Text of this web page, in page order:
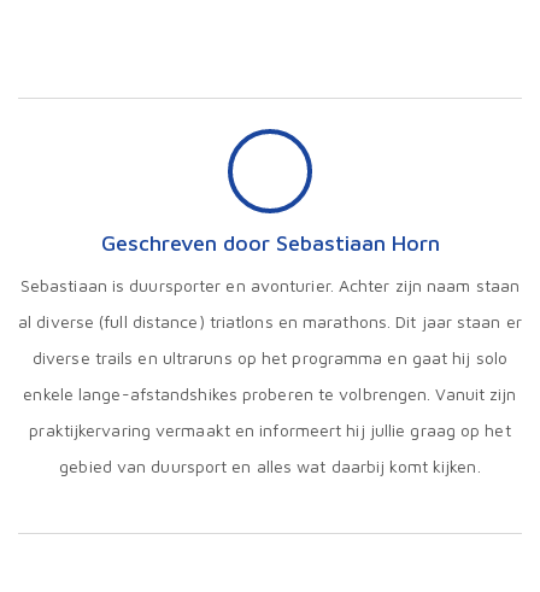
Geschreven door Sebastiaan Horn
Sebastiaan is duursporter en avonturier. Achter zijn naam staan
al diverse (full distance) triatlons en marathons. Dit jaar staan er
diverse trails en ultraruns op het programma en gaat hij solo
enkele lange-afstandshikes proberen te volbrengen. Vanuit zijn
praktijkervaring vermaakt en informeert hij jullie graag op het
gebied van duursport en alles wat daarbij komt kijken.